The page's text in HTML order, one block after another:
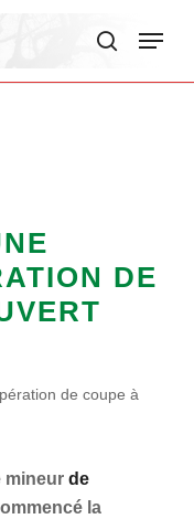
Menu
DE
de coupe à
mineur de
la